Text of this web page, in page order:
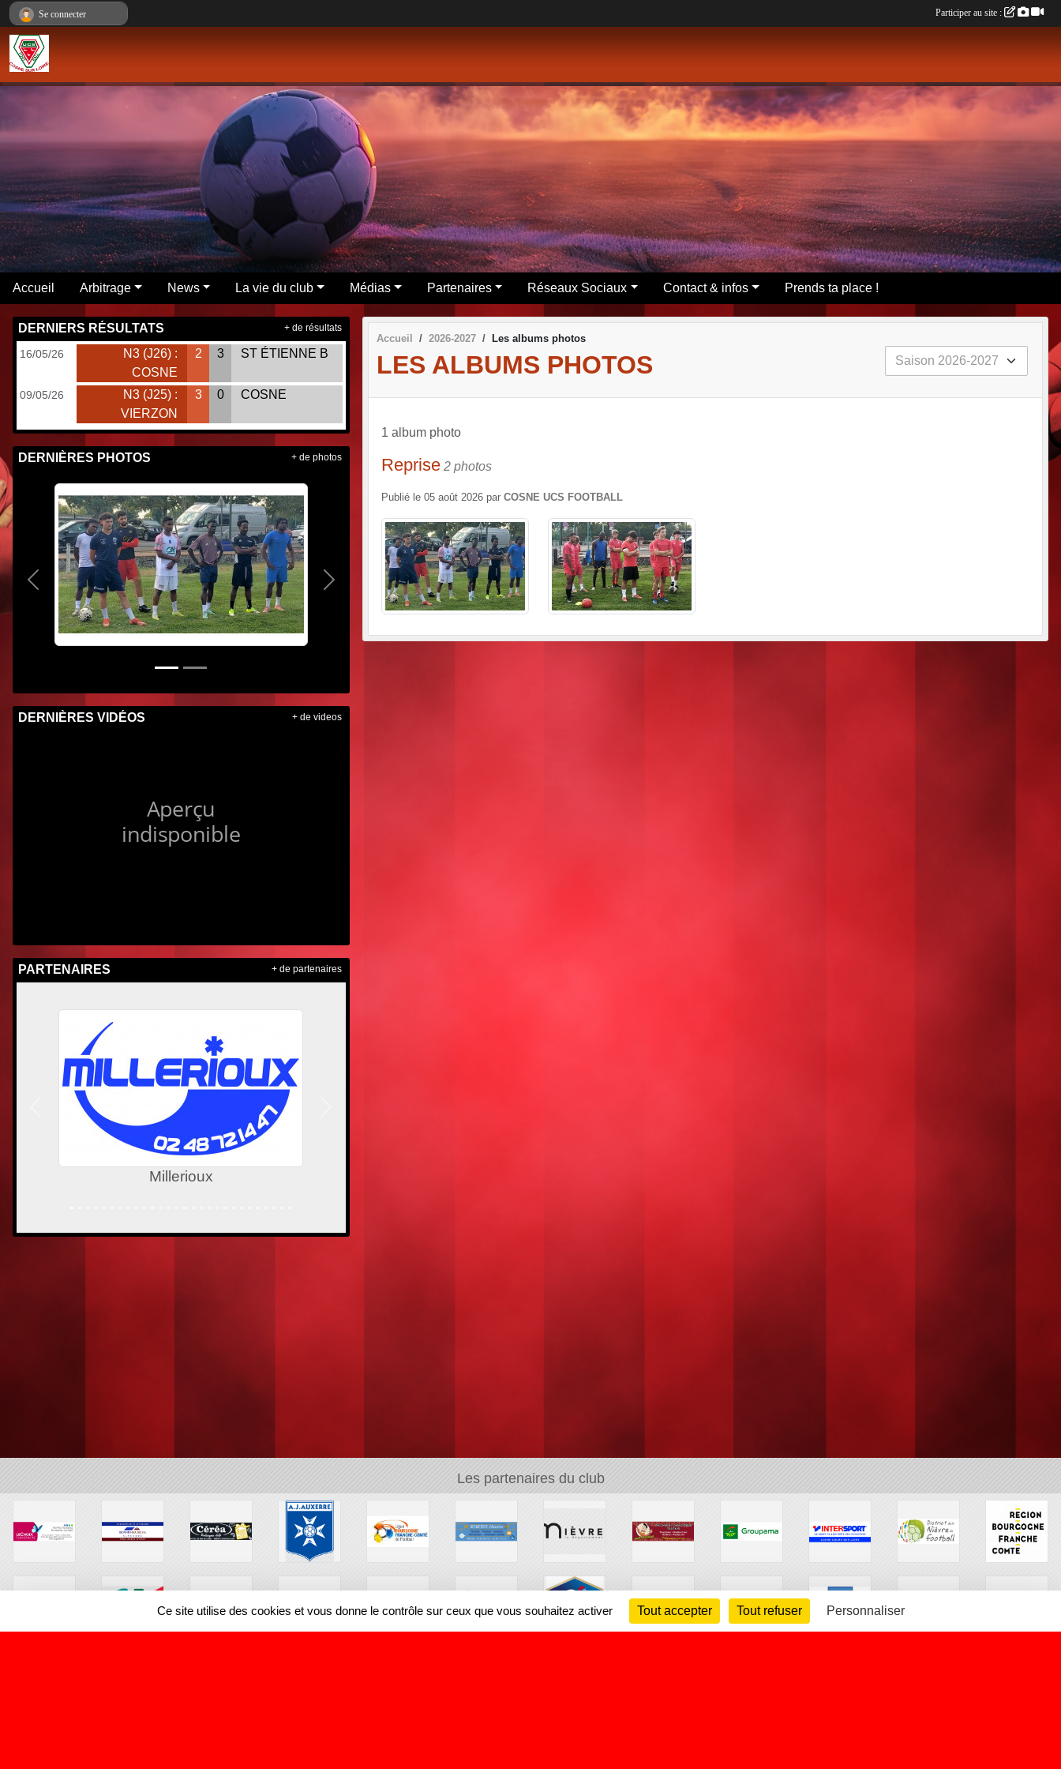
Accueil Arbitrage News La vie du club Médias Partenaires Réseaux Sociaux Contact & infos Prends ta place !
Accueil 2026-2027 Les albums photos
LES ALBUMS PHOTOS
1 album photo
Reprise 2 photos
Publié le 05 août 2026par COSNE UCS FOOTBALL
DERNIERS RÉSULTATS
16/05/26
N3 (J26) :
COSNE
2 3 ST ÉTIENNE B
09/05/26
N3 (J25) :
VIERZON
3 0 COSNE
+ de résultats
DERNIÈRES PHOTOS
Précedent Suivant
+ de photos
DERNIÈRES VIDÉOS + de videos
PARTENAIRES
GAUBIER POMPES FUNEBRES
Précedent
+ de partenaires
Les partenaires du club
Se connecter Participer au site :
Panneau de gestion des cookies
Ce site utilise des cookies et vous donne le contrôle sur ceux que vous souhaitez activer Tout accepter Tout refuser Personnaliser